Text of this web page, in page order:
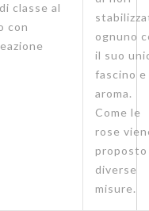
classe al
con
ognuno
il suo
fascino e
aroma.
Come le
rose
diverse
misure.